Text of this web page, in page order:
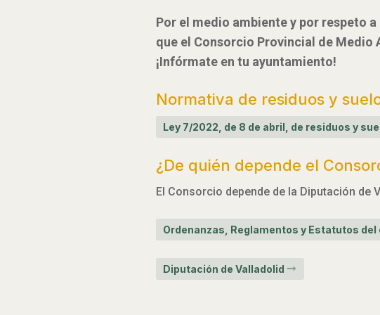
Por el medio ambiente y por respeto
que el Consorcio Provincial de
¡Infórmate en tu ayuntamiento!
Normativa de residuos y
Ley 7/2022, de 8 de abril, de residuos y
¿De quién depende el
El Consorcio depende de la Diputación de
Ordenanzas, Reglamentos y Estatutos
Diputación de Valladolid